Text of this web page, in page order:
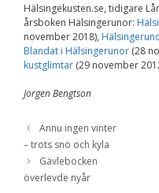
Hälsingekusten.se, tidigare
årsboken Hälsingerunor:
november 2018),
Blandat i Hälsingerunor (28
kustglimtar (29 november
Jörgen Bengtson
Ännu ingen vinter
– trots snö och kyla
Gävlebocken
överlevde nyår